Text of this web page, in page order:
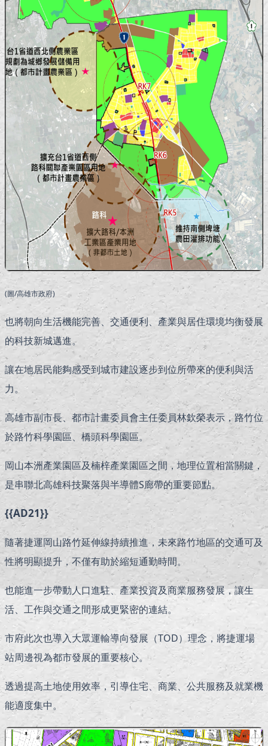
(圖/高雄市政府)
也將朝向生活機能完善、交通便利、產業與居住環境均衡發展
的科技新城邁進。
讓在地居民能夠感受到城市建設逐步到位所帶來的便利與活
力。
高雄市副市長、都市計畫委員會主任委員林欽榮表示，路竹位
於路竹科學園區、橋頭科學園區。
岡山本洲產業園區及楠梓產業園區之間，地理位置相當關鍵，
是串聯北高雄科技聚落與半導體S廊帶的重要節點。
{{AD21}}
隨著捷運岡山路竹延伸線持續推進，未來路竹地區的交通可及
性將明顯提升，不僅有助於縮短通勤時間。
也能進一步帶動人口進駐、產業投資及商業服務發展，讓生
活、工作與交通之間形成更緊密的連結。
市府此次也導入大眾運輸導向發展（TOD）理念，將捷運場
站周邊視為都市發展的重要核心。
透過提高土地使用效率，引導住宅、商業、公共服務及就業機
能適度集中。